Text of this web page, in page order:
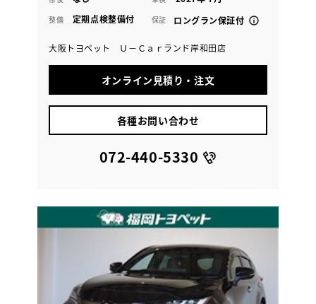
整備 定期点検整備付 保証 ロングラン保証付
大阪トヨペット Ｕ－Ｃａｒランド岸和田店
オンライン見積り・注文
各種お問い合わせ
072-440-5330